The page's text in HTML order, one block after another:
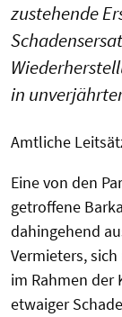
zustehende
in
Amtliche
Eine von den
getroffene
dahingehend
Vermieters,
im Rahmen
etwaiger